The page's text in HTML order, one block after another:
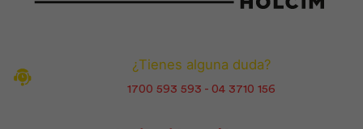
¿Tienes alguna duda?
1700 593 593 - 04 3710 156